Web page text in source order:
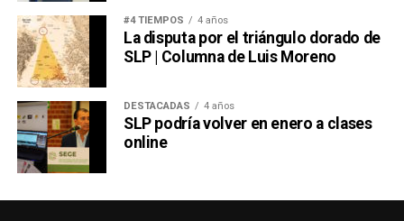
#4 TIEMPOS 4 años
La disputa por el triángulo dorado de
SLP | Columna de Luis Moreno
DESTACADAS 4 años
SLP podría volver en enero a clases
online